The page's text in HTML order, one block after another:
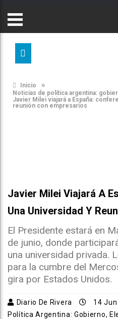
Inicio »
Noticias de política argentina:
Javier Milei viajará a España:
reunión con empresarios
Javier Milei Viajará A
Una Universidad Y
El Presidente estará en
de junio, donde
una universidad privada.
para la cumbre del
gira por Estados Unidos.
Diario De Rivera 14
Política Argentina: Gobierno,